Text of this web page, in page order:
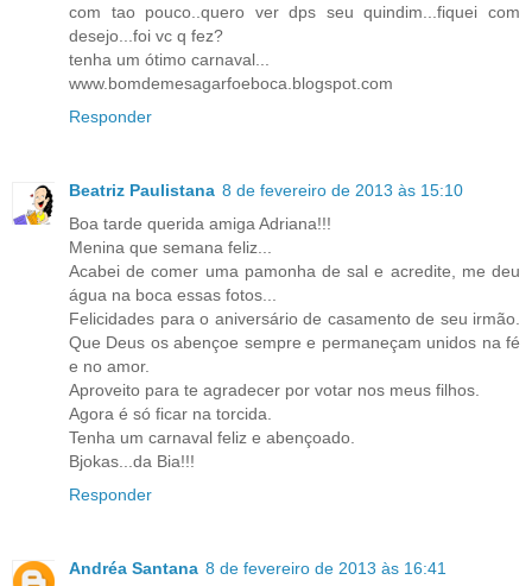
com tao pouco..quero ver dps seu quindim...fiquei com
desejo...foi vc q fez?
tenha um ótimo carnaval...
www.bomdemesagarfoeboca.blogspot.com
Responder
Beatriz Paulistana 8 de fevereiro de 2013 às 15:10
Boa tarde querida amiga Adriana!!!
Menina que semana feliz...
Acabei de comer uma pamonha de sal e acredite, me deu
água na boca essas fotos...
Felicidades para o aniversário de casamento de seu irmão.
Que Deus os abençoe sempre e permaneçam unidos na fé
e no amor.
Aproveito para te agradecer por votar nos meus filhos.
Agora é só ficar na torcida.
Tenha um carnaval feliz e abençoado.
Bjokas...da Bia!!!
Responder
Andréa Santana 8 de fevereiro de 2013 às 16:41